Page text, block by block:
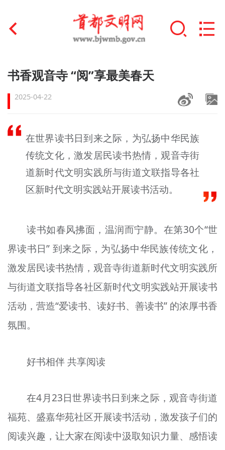
首页
文明创建
+
文明培育
未成年人思想道德建设
榜样人物
+
文明评论
北京宣传文化引导基金
宣传思想文化人才
专题
资料库
书香观音寺 “阅”享最美春天
2025-04-22
在世界读书日到来之际，为弘扬中华民族
传统文化，激发居民读书热情，观音寺街
道新时代文明实践所与街道文联指导各社
区新时代文明实践站开展读书活动。
读书如春风拂面，温润而宁静。在第30个“世
界读书日” 到来之际，为弘扬中华民族传统文化，
激发居民读书热情，观音寺街道新时代文明实践所
与街道文联指导各社区新时代文明实践站开展读书
活动，营造“爱读书、读好书、善读书” 的浓厚书香
氛围。
好书相伴 共享阅读
在4月23日世界读书日到来之际，观音寺街道
福苑、盛嘉华苑社区开展读书活动，激发孩子们的
阅读兴趣，让大家在阅读中汲取知识力量、感悟读